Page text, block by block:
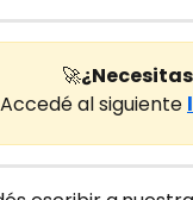
🚀
Accedé al siguiente